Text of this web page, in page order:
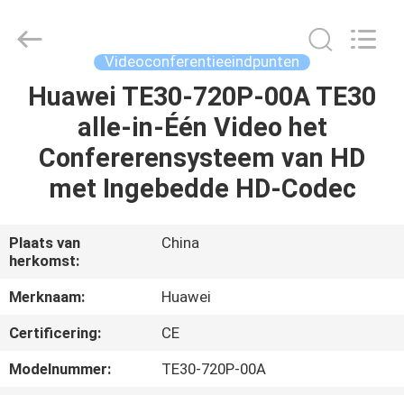
HUIS
PRODUCTEN
OVER
ONS
FABRIEKSTOCHT
Ltd..
Videoconferentieeindpunten
Huawei TE30-720P-00A TE30
alle-in-Één Video het
Confererensysteem van HD
met Ingebedde HD-Codec
Plaats van
herkomst:
China
Merknaam:
Huawei
Certificering:
CE
Modelnummer:
TE30-720P-00A